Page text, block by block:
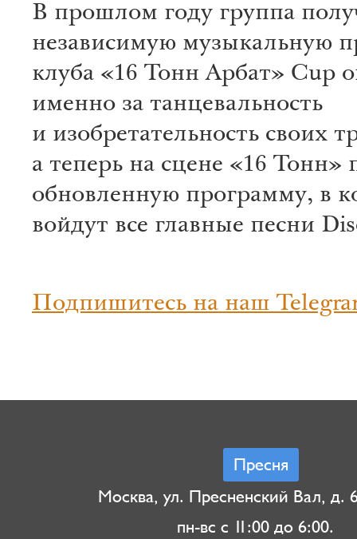
В прошлом году группа
независимую музыкальную
клуба «16 Тонн Арбат» Cup
именно за танцевальность
и изобретательность своих
а теперь на сцене «16 Тонн»
обновленную программу, в
войдут все главные песни
Подпишитесь на наш
Пресня
Москва, ул. Пресненский Вал, д.
пн-вс с 11:00 до 6:00.